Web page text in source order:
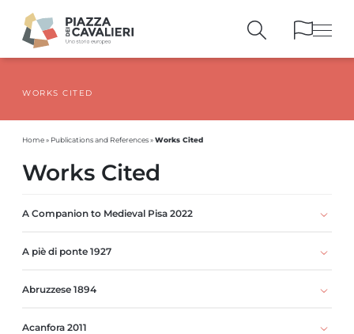
PUBLICATIONSAND REFERENCES
WORKS CITED
Home» Publications and References»Works Cited
Works Cited
A Companion to Medieval Pisa 2022
A piè di ponte 1927
Abruzzese 1894
Acanfora 2011